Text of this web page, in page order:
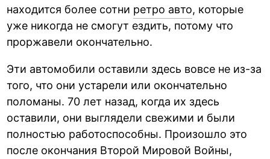
находится более сотни ретро авто, которые
уже никогда не смогут ездить, потому что
проржавели окончательно.
Эти автомобили оставили здесь вовсе не из-за
того, что они устарели или окончательно
поломаны. 70 лет назад, когда их здесь
оставили, они выглядели свежими и были
полностью работоспособны. Произошло это
после окончания Второй Мировой Войны,